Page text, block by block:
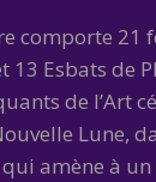
comporte 21
13 Esbats de
de l’Art
Lune,
amène à